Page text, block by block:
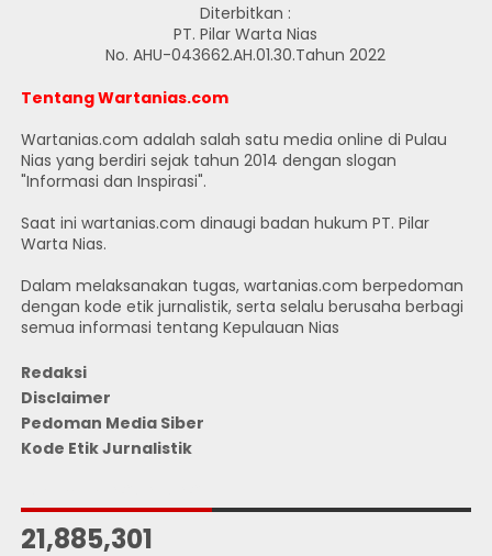
Diterbitkan :
PT. Pilar Warta Nias
No. AHU-043662.AH.01.30.Tahun 2022
Tentang Wartanias.com
Wartanias.com adalah salah satu media online di Pulau
Nias yang berdiri sejak tahun 2014 dengan slogan
"Informasi dan Inspirasi".
Saat ini wartanias.com dinaugi badan hukum PT. Pilar
Warta Nias.
Dalam melaksanakan tugas, wartanias.com berpedoman
dengan kode etik jurnalistik, serta selalu berusaha berbagi
semua informasi tentang Kepulauan Nias
Redaksi
Disclaimer
Pedoman Media Siber
Kode Etik Jurnalistik
21,885,301